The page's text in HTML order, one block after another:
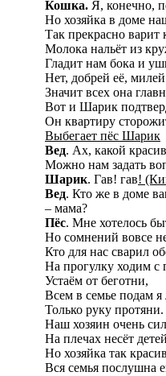
Кошка. Я, конечно,
Но хозяйка в доме
Так прекрасно варит
Молока нальёт из
Гладит нам бока и
Нет, добрей её,
Значит всех она
Вот и Шарик
Он квартиру
Выбегает пёс Шарик
Вед. Ах, какой
Можно нам задать
Шарик. Гав! гав!
Вед. Кто же в доме
– мама?
Пёс. Мне хотелось
Но сомнений вовсе
Кто для нас сварил
На прогулку ходим с
Устаём от беготни,
Всем в семье подам я
Только руку протяни.
Наш хозяин очень
На плечах несёт
Но хозяйка так
Вся семья послушна